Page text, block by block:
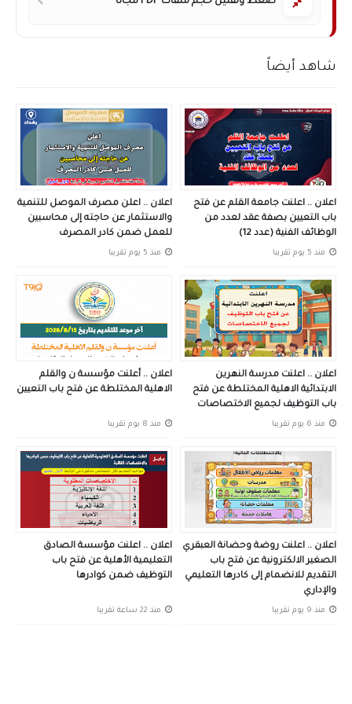
شاهد أيضاً
اعلان .. اعلنت جامعة القلم عن فتح
باب التعيين بصفة عقد لعدد من
الوظائف الفنية (عدد 12)
منذ 5 يوم تقريبا
اعلان .. اعلن مصرف الموصل للتنمية
والاستثمار عن حاجته إلى محاسبين
للعمل ضمن كادر المصرف
منذ 5 يوم تقريبا
اعلان .. اعلنت مدرسة النهرين
الابتدائية الاهلية المختلطة عن فتح
باب التوظيف لجميع الاختصاصات
منذ 6 يوم تقريبا
اعلان .. أعلنت مؤسسة ن والقلم
الاهلية المختلطة عن فتح باب التعيين
منذ 8 يوم تقريبا
اعلان .. اعلنت روضة وحضانة العبقري
الصغير الالكترونية عن فتح باب
التقديم للانضمام إلى كادرها التعليمي
والإداري
منذ 9 يوم تقريبا
اعلان .. اعلنت مؤسسة الصادق
التعليمية الأهلية عن فتح باب
التوظيف ضمن كوادرها
منذ 22 ساعة تقريبا